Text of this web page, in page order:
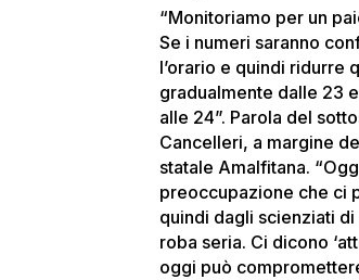
“Monitoriamo per un
Se i numeri saranno
l’orario e quindi ridurre
gradualmente dalle 23
alle 24”. Parola del
Cancelleri, a margine
statale Amalfitana.
preoccupazione che ci
quindi dagli scienziati
roba seria. Ci dicono
oggi può